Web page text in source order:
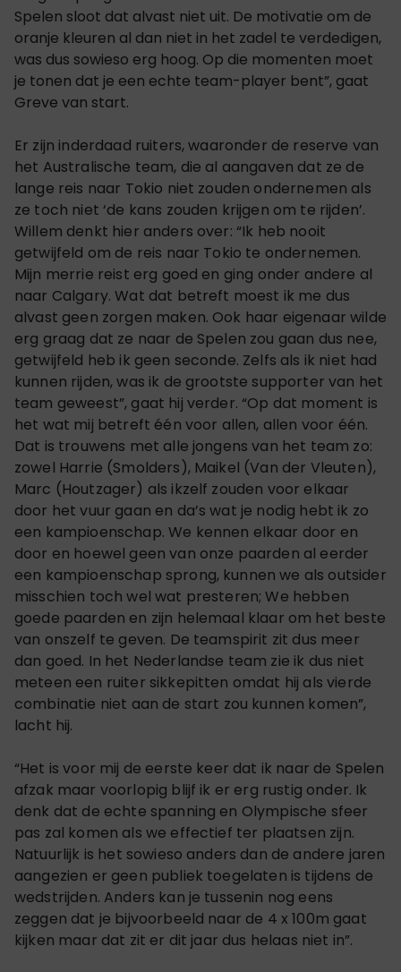
Spelen sloot dat alvast niet uit. De motivatie om de
oranje kleuren al dan niet in het zadel te verdedigen,
was dus sowieso erg hoog. Op die momenten moet
je tonen dat je een echte team-player bent”, gaat
Greve van start.
Er zijn inderdaad ruiters, waaronder de reserve van
het Australische team, die al aangaven dat ze de
lange reis naar Tokio niet zouden ondernemen als
ze toch niet ‘de kans zouden krijgen om te rijden’.
Willem denkt hier anders over: “Ik heb nooit
getwijfeld om de reis naar Tokio te ondernemen.
Mijn merrie reist erg goed en ging onder andere al
naar Calgary. Wat dat betreft moest ik me dus
alvast geen zorgen maken. Ook haar eigenaar wilde
erg graag dat ze naar de Spelen zou gaan dus nee,
getwijfeld heb ik geen seconde. Zelfs als ik niet had
kunnen rijden, was ik de grootste supporter van het
team geweest”, gaat hij verder. “Op dat moment is
het wat mij betreft één voor allen, allen voor één.
Dat is trouwens met alle jongens van het team zo:
zowel Harrie (Smolders), Maikel (Van der Vleuten),
Marc (Houtzager) als ikzelf zouden voor elkaar
door het vuur gaan en da’s wat je nodig hebt ik zo
een kampioenschap. We kennen elkaar door en
door en hoewel geen van onze paarden al eerder
een kampioenschap sprong, kunnen we als outsider
misschien toch wel wat presteren; We hebben
goede paarden en zijn helemaal klaar om het beste
van onszelf te geven. De teamspirit zit dus meer
dan goed. In het Nederlandse team zie ik dus niet
meteen een ruiter sikkepitten omdat hij als vierde
combinatie niet aan de start zou kunnen komen”,
lacht hij.
“Het is voor mij de eerste keer dat ik naar de Spelen
afzak maar voorlopig blijf ik er erg rustig onder. Ik
denk dat de echte spanning en Olympische sfeer
pas zal komen als we effectief ter plaatsen zijn.
Natuurlijk is het sowieso anders dan de andere jaren
aangezien er geen publiek toegelaten is tijdens de
wedstrijden. Anders kan je tussenin nog eens
zeggen dat je bijvoorbeeld naar de 4 x 100m gaat
kijken maar dat zit er dit jaar dus helaas niet in”.